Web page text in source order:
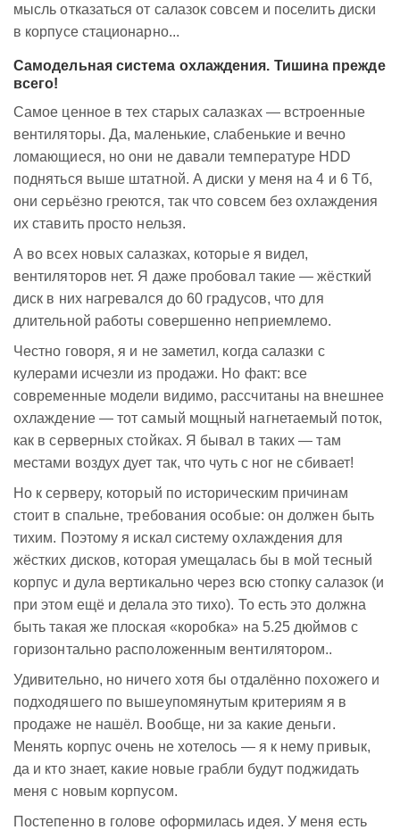
мысль отказаться от салазок совсем и поселить диски
в корпусе стационарно...
Самодельная система охлаждения. Тишина прежде
всего!
Самое ценное в тех старых салазках — встроенные
вентиляторы. Да, маленькие, слабенькие и вечно
ломающиеся, но они не давали температуре HDD
подняться выше штатной. А диски у меня на 4 и 6 Тб,
они серьёзно греются, так что совсем без охлаждения
их ставить просто нельзя.
А во всех новых салазках, которые я видел,
вентиляторов нет. Я даже пробовал такие — жёсткий
диск в них нагревался до 60 градусов, что для
длительной работы совершенно неприемлемо.
Честно говоря, я и не заметил, когда салазки с
кулерами исчезли из продажи. Но факт: все
современные модели видимо, рассчитаны на внешнее
охлаждение — тот самый мощный нагнетаемый поток,
как в серверных стойках. Я бывал в таких — там
местами воздух дует так, что чуть с ног не сбивает!
Но к серверу, который по историческим причинам
стоит в спальне, требования особые: он должен быть
тихим. Поэтому я искал систему охлаждения для
жёстких дисков, которая умещалась бы в мой тесный
корпус и дула вертикально через всю стопку салазок (и
при этом ещё и делала это тихо). То есть это должна
быть такая же плоская «коробка» на 5.25 дюймов с
горизонтально расположенным вентилятором..
Удивительно, но ничего хотя бы отдалённо похожего и
подходяшего по вышеупомянутым критериям я в
продаже не нашёл. Вообще, ни за какие деньги.
Менять корпус очень не хотелось — я к нему привык,
да и кто знает, какие новые грабли будут поджидать
меня с новым корпусом.
Постепенно в голове оформилась идея. У меня есть